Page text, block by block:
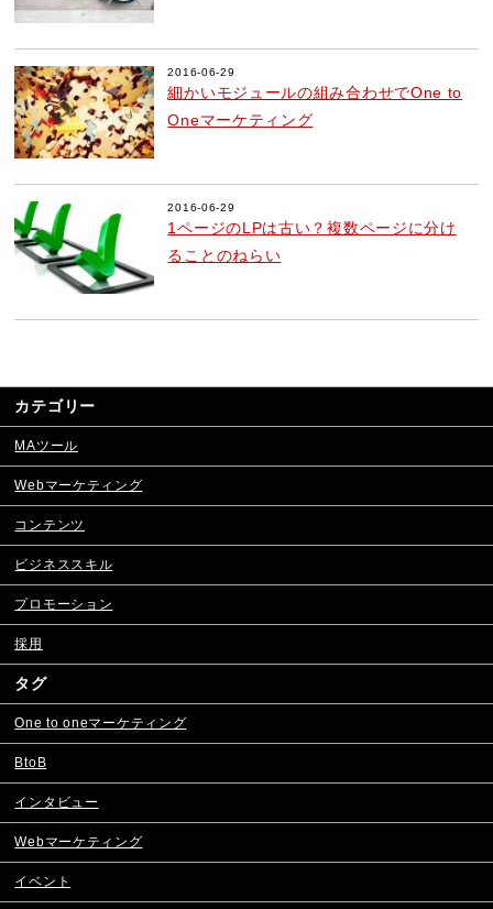
2016-06-29
細かいモジュールの組み合わせでOne to
Oneマーケティング
2016-06-29
1ページのLPは古い？複数ページに分け
ることのねらい
カテゴリー
MAツール
Webマーケティング
コンテンツ
ビジネススキル
プロモーション
採用
タグ
One to oneマーケティング
BtoB
インタビュー
Webマーケティング
イベント